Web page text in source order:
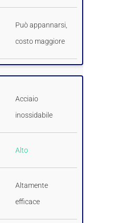
Può appannarsi,
costo maggiore
Acciaio
inossidabile
Alto
Altamente
efficace